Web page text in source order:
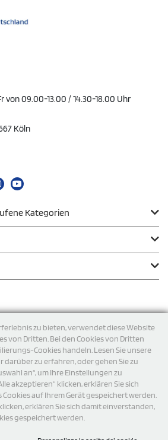
zu bieten, verwendet diese Website
von Dritten. Bei den Cookies von Dritten
Cookies handeln. Lesen Sie unsere
darüber zu erfahren, oder gehen Sie zu
an“, um Ihre Einstellungen zu
akzeptieren“ klicken, erklären Sie sich
auf Ihrem Gerät gespeichert werden.
erklären Sie sich damit einverstanden,
gespeichert werden.
von 09.00-13.00 / 14.30-18.00 Uhr
Köln
Kategorien